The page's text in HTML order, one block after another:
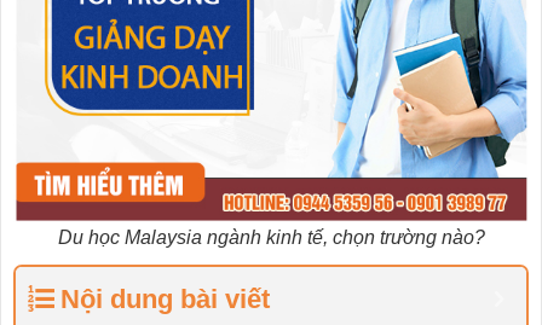
Du học Malaysia ngành kinh tế, chọn trường nào?
Nội dung bài viết